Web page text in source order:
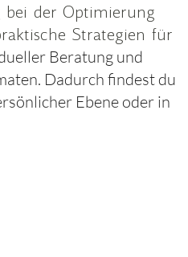
bei der Optimierung
Strategien für
Beratung und
Dadurch findest du
Ebene oder in